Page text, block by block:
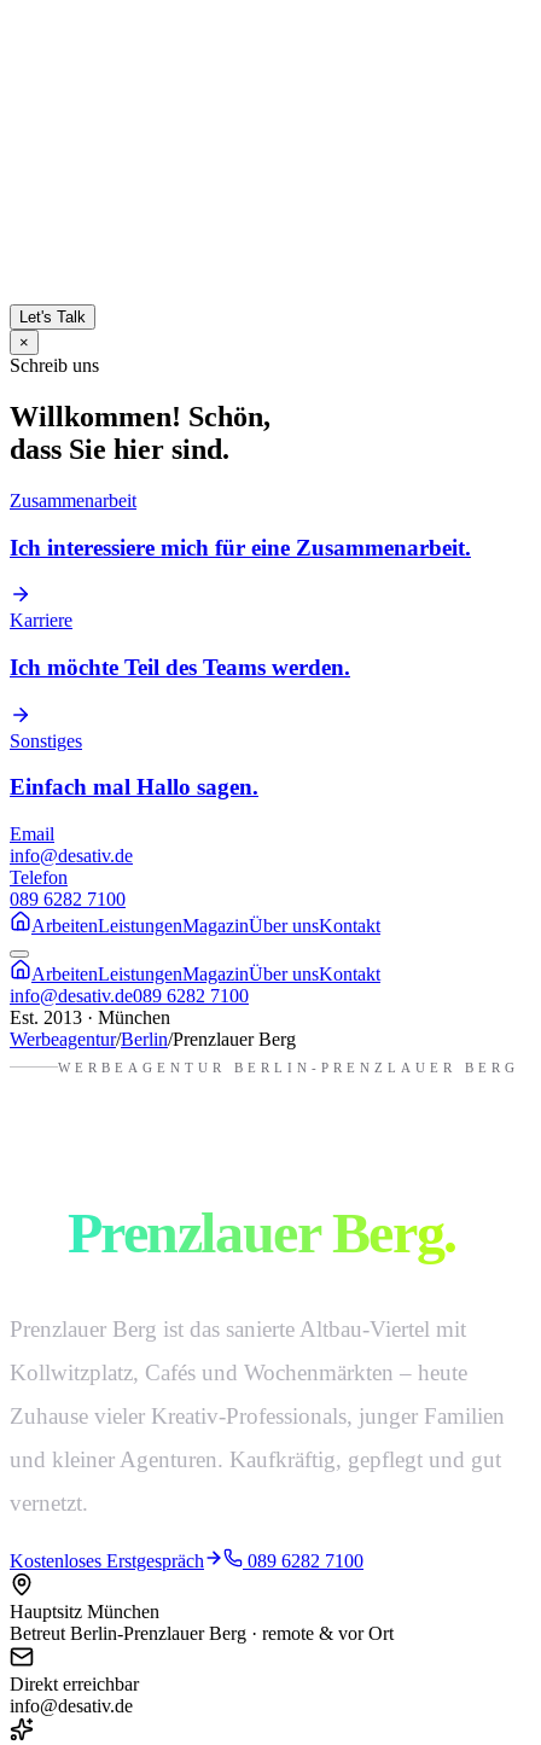
Let's Talk
×
Schreib uns
Willkommen! Schön,
dass Sie hier sind.
Zusammenarbeit
Ich interessiere mich für eine Zusammenarbeit.
Karriere
Ich möchte Teil des Teams werden.
Sonstiges
Einfach mal Hallo sagen.
Email
info@desativ.de
Telefon
089 6282 7100
ArbeitenLeistungenMagazinÜber unsKontakt
ArbeitenLeistungenMagazinÜber unsKontakt
info@desativ.de089 6282 7100
Est. 2013 · München
Werbeagentur/Berlin/Prenzlauer Berg
WERBEAGENTUR BERLIN-PRENZLAUER BERG
Prenzlauer Berg.
Prenzlauer Berg ist das sanierte Altbau-Viertel mit
Kollwitzplatz, Cafés und Wochenmärkten – heute
Zuhause vieler Kreativ-Professionals, junger Familien
und kleiner Agenturen. Kaufkräftig, gepflegt und gut
vernetzt.
Kostenloses Erstgespräch 089 6282 7100
Hauptsitz München
Betreut Berlin-Prenzlauer Berg · remote & vor Ort
Direkt erreichbar
info@desativ.de